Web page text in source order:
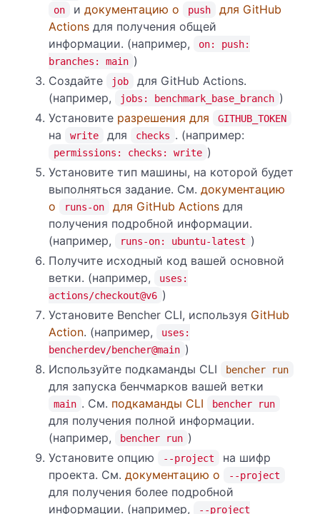
on и документацию о push
для GitHub
Actions для получения общей
информации. (например,
on: push:
branches: main )
Создайте
job
для GitHub Actions.
(например,
jobs: benchmark_base_branch )
Установите разрешения для GITHUB_TOKEN
на write для checks . (например:
permissions: checks: write )
Установите тип машины, на которой будет
выполняться задание. См. документацию
о
runs-on для GitHub Actions для
получения подробной информации.
(например,
runs-on: ubuntu-latest )
Получите исходный код вашей основной
ветки. (например,
uses:
actions/checkout@v6 )
Установите Bencher CLI, используя GitHub
Action. (например,
uses:
bencherdev/bencher@main )
Используйте подкaманды CLI
bencher run
для запуска бенчмарков вашей ветки
main . См. подкaманды CLI bencher run
для получения полной информации.
(например,
bencher run )
Установите опцию
--project
на шифр
проекта. См. документацию о --project
для получения более подробной
информации. (например,
--project